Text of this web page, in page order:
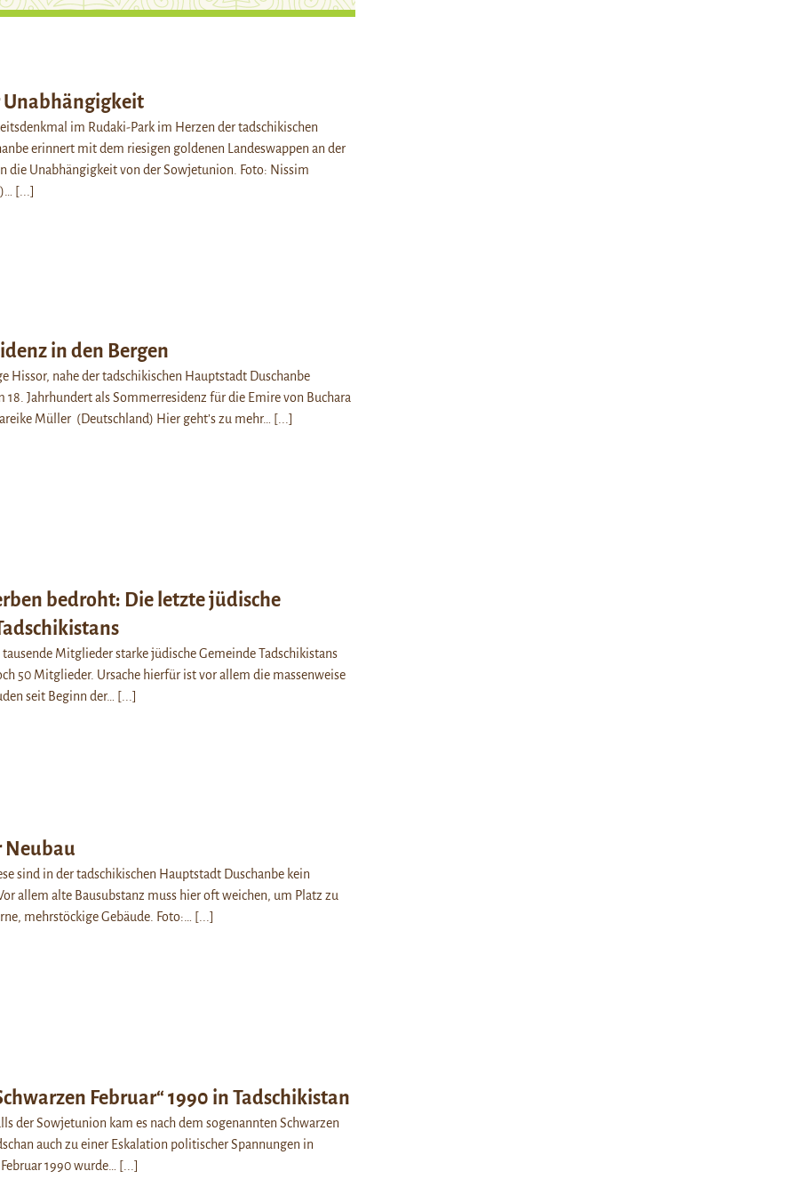
Unabhängigkeit
im Rudaki-Park im Herzen der tadschikischen
erinnert mit dem riesigen goldenen Landeswappen an der
die Unabhängigkeit von der Sowjetunion. Foto: Nissim
[...]
in den Bergen
Hissor, nahe der tadschikischen Hauptstadt Duschanbe
18. Jahrhundert als Sommerresidenz für die Emire von Buchara
Müller (Deutschland) Hier geht’s zu mehr…
[...]
bedroht: Die letzte jüdische
Mitglieder starke jüdische Gemeinde Tadschikistans
50 Mitglieder. Ursache hierfür ist vor allem die massenweise
seit Beginn der…
[...]
Neubau
sind in der tadschikischen Hauptstadt Duschanbe kein
allem alte Bausubstanz muss hier oft weichen, um Platz zu
mehrstöckige Gebäude. Foto:…
[...]
Februar“ 1990 in Tadschikistan
der Sowjetunion kam es nach dem sogenannten Schwarzen
auch zu einer Eskalation politischer Spannungen in
1990 wurde…
[...]